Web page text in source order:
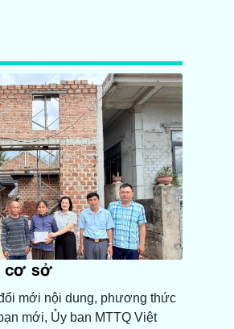
cơ sở
mới nội dung, phương thức
mới, Ủy ban MTTQ Việt